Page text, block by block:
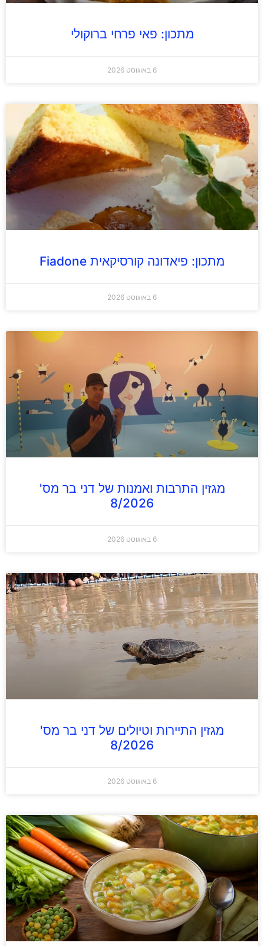
מתכון: פאי פרחי ברוקולי
6 באוגוסט 2026
מתכון: פיאדונה קורסיקאית Fiadone
6 באוגוסט 2026
מגזין התרבות ואמנות של דני בר מס'
8/2026
6 באוגוסט 2026
מגזין התיירות וטיולים של דני בר מס'
8/2026
6 באוגוסט 2026